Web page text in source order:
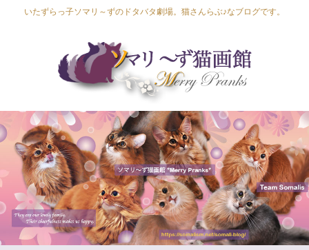
いたずらっ子ソマリ～ずのドタバタ劇場。猫さんらぶ♪なブログです。
Lapis Luna
Lucia Lino
Lycka Leal
Laula